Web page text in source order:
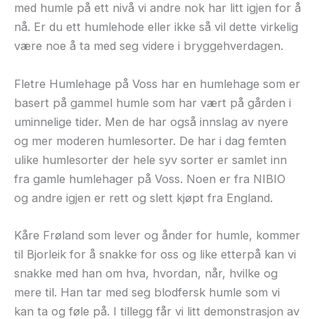
med humle på ett nivå vi andre nok har litt igjen for å
nå. Er du ett humlehode eller ikke så vil dette virkelig
være noe å ta med seg videre i bryggehverdagen.
Fletre Humlehage på Voss har en humlehage som er
basert på gammel humle som har vært på gården i
uminnelige tider. Men de har også innslag av nyere
og mer moderen humlesorter. De har i dag femten
ulike humlesorter der hele syv sorter er samlet inn
fra gamle humlehager på Voss. Noen er fra NIBIO
og andre igjen er rett og slett kjøpt fra England.
Kåre Frøland som lever og ånder for humle, kommer
til Bjorleik for å snakke for oss og like etterpå kan vi
snakke med han om hva, hvordan, når, hvilke og
mere til. Han tar med seg blodfersk humle som vi
kan ta og føle på. I tillegg får vi litt demonstrasjon av